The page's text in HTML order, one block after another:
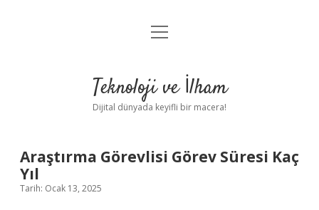
Anasayfa
Yasal Uyarı
menüyü
Teknoloji ve İlham
Dijital dünyada keyifli bir macera!
Araştırma Görevlisi Görev Süresi Kaç
Yıl
Tarih: Ocak 13, 2025